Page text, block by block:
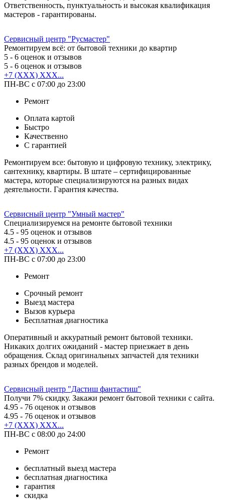
Ответственность, пунктуальность и высокая квалификация
мастеров - гарантированы.
Сервисный центр "Русмастер"
Ремонтируем всё: от бытовой техники до квартир
5 - 6 оценок и отзывов
5 - 6 оценок и отзывов
+7 (XXX) XXX...
ПН-ВС с 07:00 до 23:00
Ремонт
Оплата картой
Быстро
Качественно
С гарантией
Ремонтируем все: бытовую и цифровую технику, электрику,
сантехнику, квартиры. В штате – сертифицированные
мастера, которые специализируются на разных видах
деятельности. Гарантия качества.
Сервисный центр "Умный мастер"
Специализируемся на ремонте бытовой техники
4.5 - 95 оценок и отзывов
4.5 - 95 оценок и отзывов
+7 (XXX) XXX...
ПН-ВС с 07:00 до 23:00
Ремонт
Срочный ремонт
Выезд мастера
Вызов курьера
Бесплатная диагностика
Оперативный и аккуратный ремонт бытовой техники.
Никаких долгих ожиданий - мастер приезжает в день
обращения. Склад оригинальных запчастей для техники
разных брендов и моделей.
Сервисный центр "Дастиш фантастиш"
Получи 7% скидку. Закажи ремонт бытовой техники с сайта.
4.95 - 76 оценок и отзывов
4.95 - 76 оценок и отзывов
+7 (XXX) XXX...
ПН-ВС с 08:00 до 24:00
Ремонт
бесплатный выезд мастера
бесплатная диагностика
гарантия
скидка